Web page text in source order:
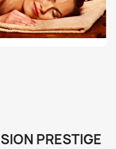
PRESTIGE